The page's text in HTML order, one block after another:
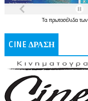
Τα πρωτοσέλιδατων
CINE ΔΡΑΣΗ